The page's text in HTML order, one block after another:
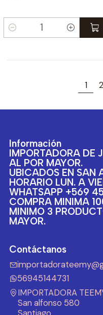
Cantidad
1 2
Información
IMPORTADORA DE
AL POR MAYOR.
UBICADOS EN SAN
HORARIO LUN. A
WHATSAPP +569
COMPRA MINIMA
MINIMO 3
MAYOR.
Contáctanos
56945144731
IMPORTADORA
San alfonso 580